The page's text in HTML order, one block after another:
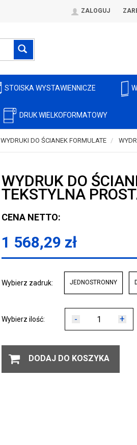
ZALOGUJ
STOISKA WYSTAWIENNICZE
DRUK WIELKOFORMATOWY
WYDRUKI DO ŚCIANEK FORMULATE
WYDRUK DO
TEKSTYLNA
CENA NETTO:
1 568,29 zł
Wybierz zadruk: JEDNOSTRONNY
Wybierz ilość: - +
DODAJ DO KOSZYKA